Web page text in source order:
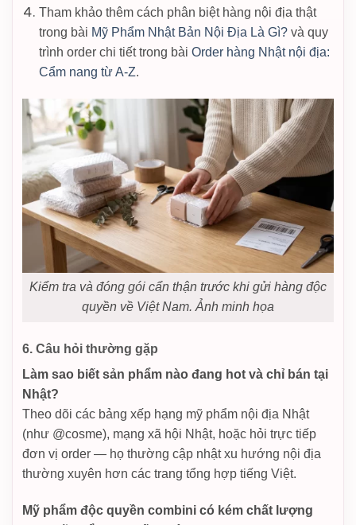
Tham khảo thêm cách phân biệt hàng nội địa thật
trong bài Mỹ Phẩm Nhật Bản Nội Địa Là Gì?và quy
trình order chi tiết trong bài Order hàng Nhật nội địa:
Cẩm nang từ A-Z.
Kiểm tra và đóng gói cẩn thận trước khi gửi hàng độc
quyền về Việt Nam. Ảnh minh họa
6. Câu hỏi thường gặp
Làm sao biết sản phẩm nào đang hot và chỉ bán tại
Nhật?
Theo dõi các bảng xếp hạng mỹ phẩm nội địa Nhật
(như @cosme), mạng xã hội Nhật, hoặc hỏi trực tiếp
đơn vị order — họ thường cập nhật xu hướng nội địa
thường xuyên hơn các trang tổng hợp tiếng Việt.
Mỹ phẩm độc quyền combini có kém chất lượng